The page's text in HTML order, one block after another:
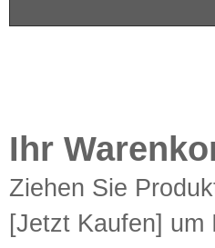
Ihr
Ziehen Sie
[Jetzt Kaufen] um